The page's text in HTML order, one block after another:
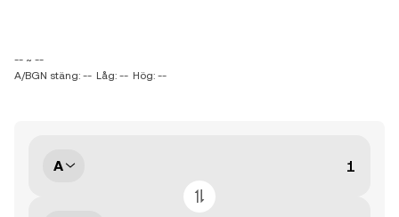
-- ~ --
A/BGN stäng: -- Låg: -- Hög: --
A